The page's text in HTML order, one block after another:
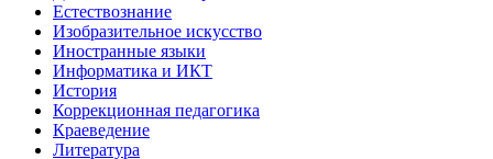
Естествознание
Изобразительное искусство
Иностранные языки
Информатика и ИКТ
История
Коррекционная педагогика
Краеведение
Литература